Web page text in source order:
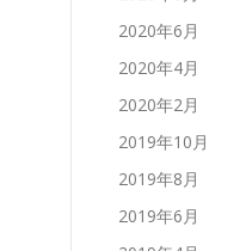
2020年6月
2020年4月
2020年2月
2019年10月
2019年8月
2019年6月